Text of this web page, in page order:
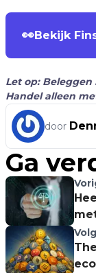
👀Bekijk
Let op: Beleggen
Handel alleen
door
Ga
de